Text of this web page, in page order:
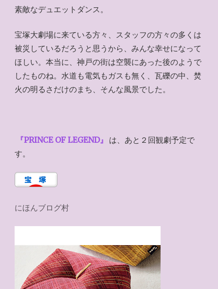
素敵なデュエットダンス。
宝塚大劇場に来ている方々、スタッフの方々の多くは
被災しているだろうと思うから、みんな幸せになって
ほしい。本当に、神戸の街は空襲にあった後のようで
したものね。水道も電気もガスも無く、瓦礫の中、焚
火の明るさだけのまち、そんな風景でした。
『PRINCE OF LEGEND』
は、あと２回観劇予定で
す。
にほんブログ村